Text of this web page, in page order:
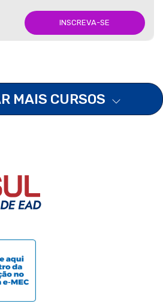
INSCREVA-SE
MAIS CURSOS